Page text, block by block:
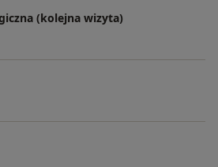
(kolejna wizyta)